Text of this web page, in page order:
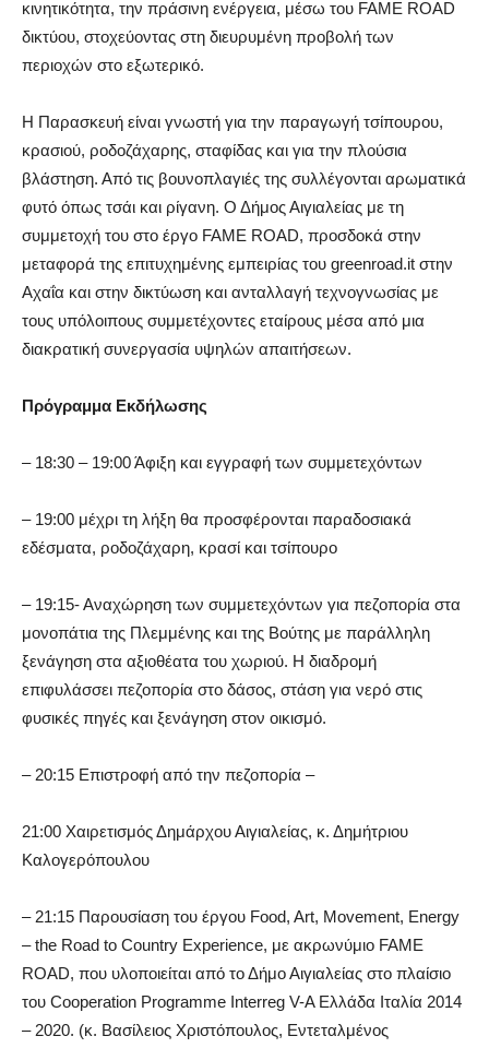
κινητικότητα, την πράσινη ενέργεια, μέσω του FAME ROAD
δικτύου, στοχεύοντας στη διευρυμένη προβολή των
περιοχών στο εξωτερικό.
Η Παρασκευή είναι γνωστή για την παραγωγή τσίπουρου,
κρασιού, ροδοζάχαρης, σταφίδας και για την πλούσια
βλάστηση. Από τις βουνοπλαγιές της συλλέγονται αρωματικά
φυτό όπως τσάι και ρίγανη. Ο Δήμος Αιγιαλείας με τη
συμμετοχή του στο έργο FAME ROAD, προσδοκά στην
μεταφορά της επιτυχημένης εμπειρίας του greenroad.it στην
Αχαΐα και στην δικτύωση και ανταλλαγή τεχνογνωσίας με
τους υπόλοιπους συμμετέχοντες εταίρους μέσα από μια
διακρατική συνεργασία υψηλών απαιτήσεων.
Πρόγραμμα Εκδήλωσης
– 18:30 – 19:00 Άφιξη και εγγραφή των συμμετεχόντων
– 19:00 μέχρι τη λήξη θα προσφέρονται παραδοσιακά
εδέσματα, ροδοζάχαρη, κρασί και τσίπουρο
– 19:15- Αναχώρηση των συμμετεχόντων για πεζοπορία στα
μονοπάτια της Πλεμμένης και της Βούτης με παράλληλη
ξενάγηση στα αξιοθέατα του χωριού. Η διαδρομή
επιφυλάσσει πεζοπορία στο δάσος, στάση για νερό στις
φυσικές πηγές και ξενάγηση στον οικισμό.
– 20:15 Επιστροφή από την πεζοπορία –
21:00 Χαιρετισμός Δημάρχου Αιγιαλείας, κ. Δημήτριου
Καλογερόπουλου
– 21:15 Παρουσίαση του έργου Food, Art, Movement, Energy
– the Road to Country Experience, με ακρωνύμιο FAME
ROAD, που υλοποιείται από το Δήμο Αιγιαλείας στο πλαίσιο
του Cooperation Programme Interreg V-A Ελλάδα Ιταλία 2014
– 2020. (κ. Βασίλειος Χριστόπουλος, Εντεταλμένος